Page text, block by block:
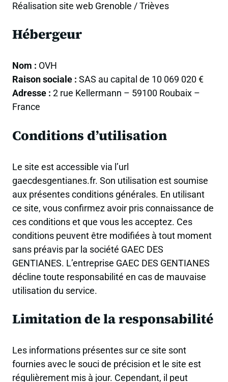
Réalisation site web Grenoble / Trièves
Hébergeur
Nom : OVH
Raison sociale : SAS au capital de 10 069 020 €
Adresse : 2 rue Kellermann – 59100 Roubaix –
France
Conditions d’utilisation
Le site est accessible via l’url
gaecdesgentianes.fr. Son utilisation est soumise
aux présentes conditions générales. En utilisant
ce site, vous confirmez avoir pris connaissance de
ces conditions et que vous les acceptez. Ces
conditions peuvent être modifiées à tout moment
sans préavis par la société GAEC DES
GENTIANES. L’entreprise GAEC DES GENTIANES
décline toute responsabilité en cas de mauvaise
utilisation du service.
Limitation de la responsabilité
Les informations présentes sur ce site sont
fournies avec le souci de précision et le site est
régulièrement mis à jour. Cependant, il peut